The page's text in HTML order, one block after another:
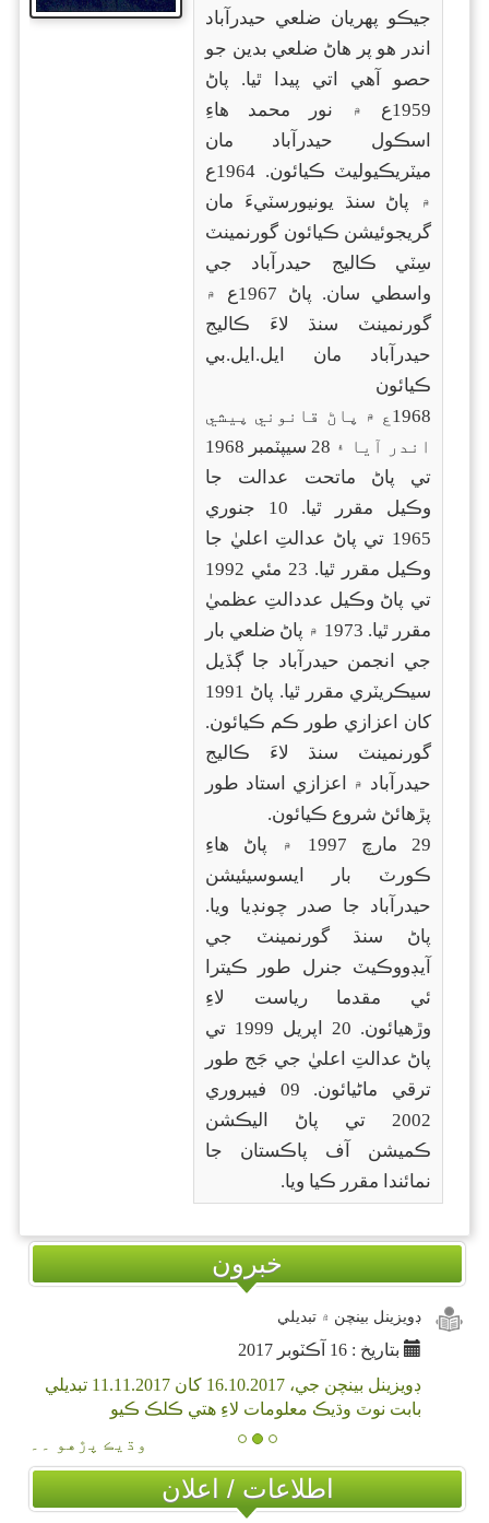
جيڪو پهريان ضلعي حيدرآباد
اندر هو پر هاڻ ضلعي بدين جو
حصو آهي اتي پيدا ٿيا. پاڻ
1959ع ۾ نور محمد هاءِ
اسڪول حيدرآباد مان
ميٽريڪيوليٽ ڪيائون. 1964ع
۾ پاڻ سنڌ يونيورسٽيءَ مان
گريجوئيشن ڪيائون گورنمينٽ
سِٽي ڪاليج حيدرآباد جي
واسطي سان. پاڻ 1967ع ۾
گورنمينٽ سنڌ لاءَ ڪاليج
حيدرآباد مان ايل.ايل.بي
ڪيائون
1968ع ۾ پاڻ قانوني پيشي
اندر آيا ۽ 28 سيپٽمبر 1968
تي پاڻ ماتحت عدالت جا
وڪيل مقرر ٿيا. 10 جنوري
1965 تي پاڻ عدالتِ اعليٰ جا
وڪيل مقرر ٿيا. 23 مئي 1992
تي پاڻ وڪيل عددالتِ عظميٰ
مقرر ٿيا. 1973 ۾ پاڻ ضلعي بار
جي انجمن حيدرآباد جا ڳڏيل
سيڪريٽري مقرر ٿيا. پاڻ 1991
کان اعزازي طور ڪم ڪيائون.
گورنمينٽ سنڌ لاءَ ڪاليج
حيدرآباد ۾ اعزازي استاد طور
پڙهائڻ شروع ڪيائون.
29 مارچ 1997 ۾ پاڻ هاءِ
ڪورٽ بار ايسوسيئيشن
حيدرآباد جا صدر چونڊيا ويا.
پاڻ سنڌ گورنمينٽ جي
آيڊووڪيٽ جنرل طور ڪيترا
ئي مقدما رياست لاءِ
وڙهيائون. 20 اپريل 1999 تي
پاڻ عدالتِ اعليٰ جي جَج طور
ترقي ماڻيائون. 09 فيبروري
2002 تي پاڻ اليڪشن
ڪميشن آف پاڪستان جا
نمائندا مقرر ڪيا ويا.
خبرون
ڊويزينل بينچن ۾ تبديلي
بتاريخ : 16 آڪٽوبر 2017
ڊويزينل بينچن جي، 16.10.2017 کان 11.11.2017 تبديلي
بابت نوٽ وڌيڪ معلومات لاءِ هتي ڪلڪ ڪيو
وڌيڪ پڙهو ۔۔
اطلاعات / اعلان